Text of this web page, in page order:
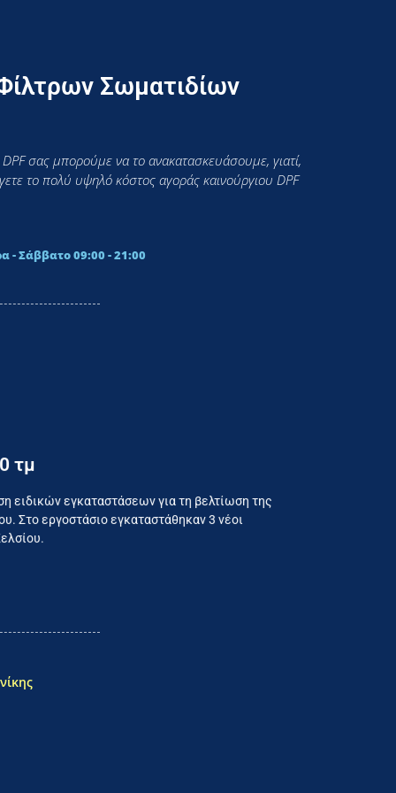
Σωματιδίων
σας μπορούμε να το ανακατασκευάσουμε, γιατί,
το πολύ υψηλό κόστος αγοράς καινούργιου DPF
- Σάββατο 09:00 - 21:00
τμ
ειδικών εγκαταστάσεων για τη βελτίωση της
Στο εργοστάσιο εγκαταστάθηκαν 3 νέοι